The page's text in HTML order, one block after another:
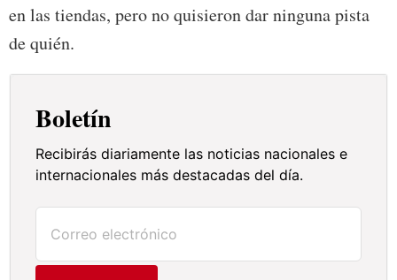
en las tiendas, pero no quisieron dar ninguna pista
de quién.
Boletín
Recibirás diariamente las noticias nacionales e
internacionales más destacadas del día.